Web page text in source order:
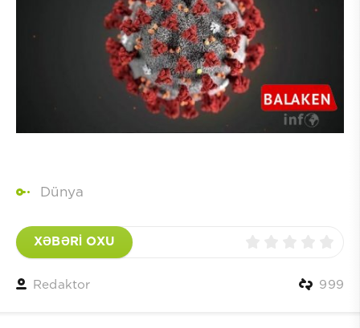
Dünya
XƏBƏRİ OXU
Redaktor 999